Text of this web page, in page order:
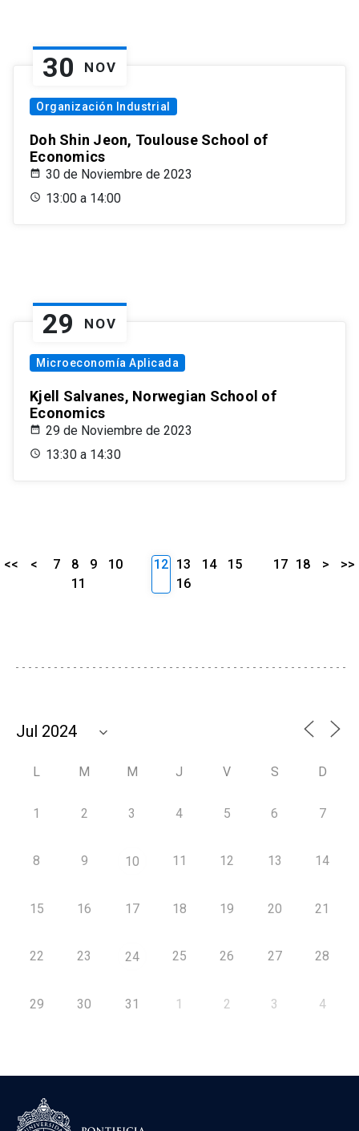
30 NOV
Organización Industrial
Doh Shin Jeon, Toulouse School of
Economics
30 de Noviembre de 2023
13:00 a 14:00
29 NOV
Microeconomía Aplicada
Kjell Salvanes, Norwegian School of
Economics
29 de Noviembre de 2023
13:30 a 14:30
<< < 7 8 9
10
11
12 13 14
15
16
17 18 > >>
L M M J V S D
1 2 3 4 5 6 7
8 9 10 11 12 13 14
15 16 17 18 19 20 21
22 23 24 25 26 27 28
29 30 31 1 2 3 4